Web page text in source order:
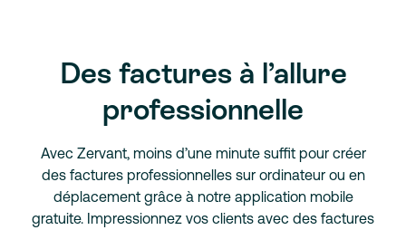
Des factures à l’allure
professionnelle
Avec Zervant, moins d’une minute suffit pour créer
des factures professionnelles sur ordinateur ou en
déplacement grâce à notre application mobile
gratuite. Impressionnez vos clients avec des factures